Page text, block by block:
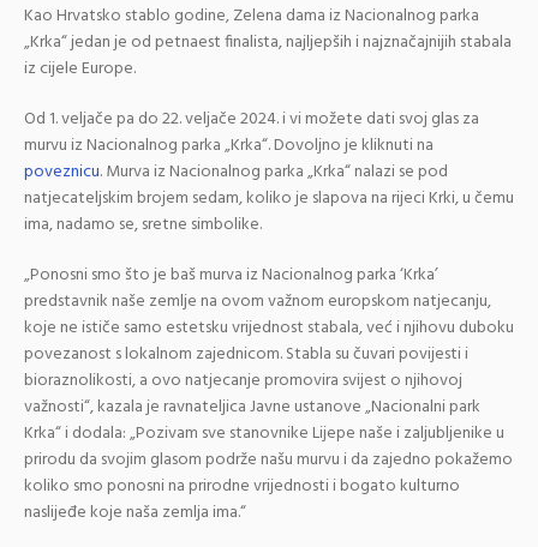
Kao Hrvatsko stablo godine, Zelena dama iz Nacionalnog parka
„Krka“ jedan je od petnaest finalista, najljepših i najznačajnijih stabala
iz cijele Europe.
Od 1. veljače pa do 22. veljače 2024. i vi možete dati svoj glas za
murvu iz Nacionalnog parka „Krka“. Dovoljno je kliknuti na
poveznicu. Murva iz Nacionalnog parka „Krka“ nalazi se pod
natjecateljskim brojem sedam, koliko je slapova na rijeci Krki, u čemu
ima, nadamo se, sretne simbolike.
„Ponosni smo što je baš murva iz Nacionalnog parka ‘Krka’
predstavnik naše zemlje na ovom važnom europskom natjecanju,
koje ne ističe samo estetsku vrijednost stabala, već i njihovu duboku
povezanost s lokalnom zajednicom. Stabla su čuvari povijesti i
bioraznolikosti, a ovo natjecanje promovira svijest o njihovoj
važnosti“, kazala je ravnateljica Javne ustanove „Nacionalni park
Krka“ i dodala: „Pozivam sve stanovnike Lijepe naše i zaljubljenike u
prirodu da svojim glasom podrže našu murvu i da zajedno pokažemo
koliko smo ponosni na prirodne vrijednosti i bogato kulturno
naslijeđe koje naša zemlja ima.“